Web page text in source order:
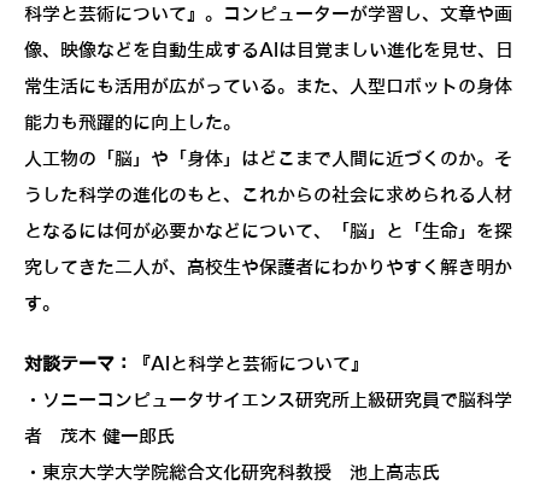
科学と芸術について』。コンピューターが学習し、文章や画
像、映像などを自動生成するAIは目覚ましい進化を見せ、日
常生活にも活用が広がっている。また、人型ロボットの身体
能力も飛躍的に向上した。
人工物の「脳」や「身体」はどこまで人間に近づくのか。そ
うした科学の進化のもと、これからの社会に求められる人材
となるには何が必要かなどについて、「脳」と「生命」を探
究してきた二人が、高校生や保護者にわかりやすく解き明か
す。
対談テーマ：
『AIと科学と芸術について』
・ソニーコンピュータサイエンス研究所上級研究員で脳科学
者 茂木 健一郎氏
・東京大学大学院総合文化研究科教授 池上高志氏